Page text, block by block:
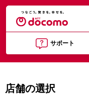
サポート
店舗の選択